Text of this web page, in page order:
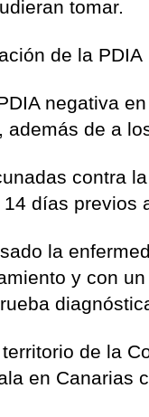
tomar.
de la PDIA
negativa
de a
contra
días previos
la
y con
de la
en Canarias